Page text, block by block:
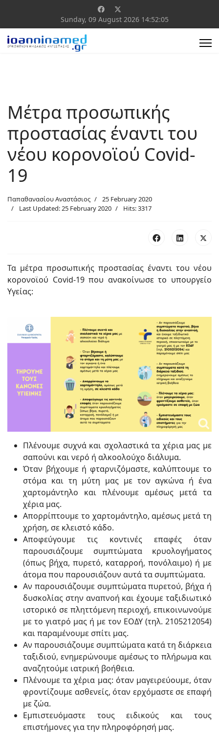
Sunday, 09 August 2026 14:52:06
Mέτρα προσωπικής
προστασίας έναντι του
νέου κορονοϊού Covid-
19
Παπαθανασίου Αναστάσιος
25 February 2020
Last Updated: 25 February 2020
Hits: 3317
Τα μέτρα προσωπικής προστασίας έναντι του νέου
κορονοϊού Covid-19 που ανακοίνωσε το υπουργείο
Υγείας:
Πλένουμε συχνά και σχολαστικά τα χέρια μας με
σαπούνι και νερό ή αλκοολούχο διάλυμα.
Όταν βήχουμε ή φταρνιζόμαστε, καλύπτουμε το
στόμα και τη μύτη μας με τον αγκώνα ή ένα
χαρτομάντηλο και πλένουμε αμέσως μετά τα
χέρια μας.
Απορρίπτουμε το χαρτομάντηλο, αμέσως μετά τη
χρήση, σε κλειστό κάδο.
Αποφεύγουμε τις κοντινές επαφές όταν
παρουσιάζουμε συμπτώματα κρυολογήματος
(όπως βήχα, πυρετό, καταρροή, πονόλαιμο) ή με
άτομα που παρουσιάζουν αυτά τα συμπτώματα.
Αν παρουσιάζουμε συμπτώματα πυρετού, βήχα ή
δυσκολίας στην αναπνοή και έχουμε ταξιδιωτικό
ιστορικό σε πληττόμενη περιοχή, επικοινωνούμε
με το γιατρό μας ή με τον ΕΟΔΥ (τηλ. 2105212054)
και παραμένουμε σπίτι μας.
Αν παρουσιάζουμε συμπτώματα κατά τη διάρκεια
ταξιδιού, ενημερώνουμε αμέσως το πλήρωμα και
αναζητούμε ιατρική βοήθεια.
Πλένουμε τα χέρια μας: όταν μαγειρεύουμε, όταν
φροντίζουμε ασθενείς, όταν ερχόμαστε σε επαφή
με ζώα.
Εμπιστευόμαστε τους ειδικούς και τους
επιστήμονες για την πληροφόρησή μας.